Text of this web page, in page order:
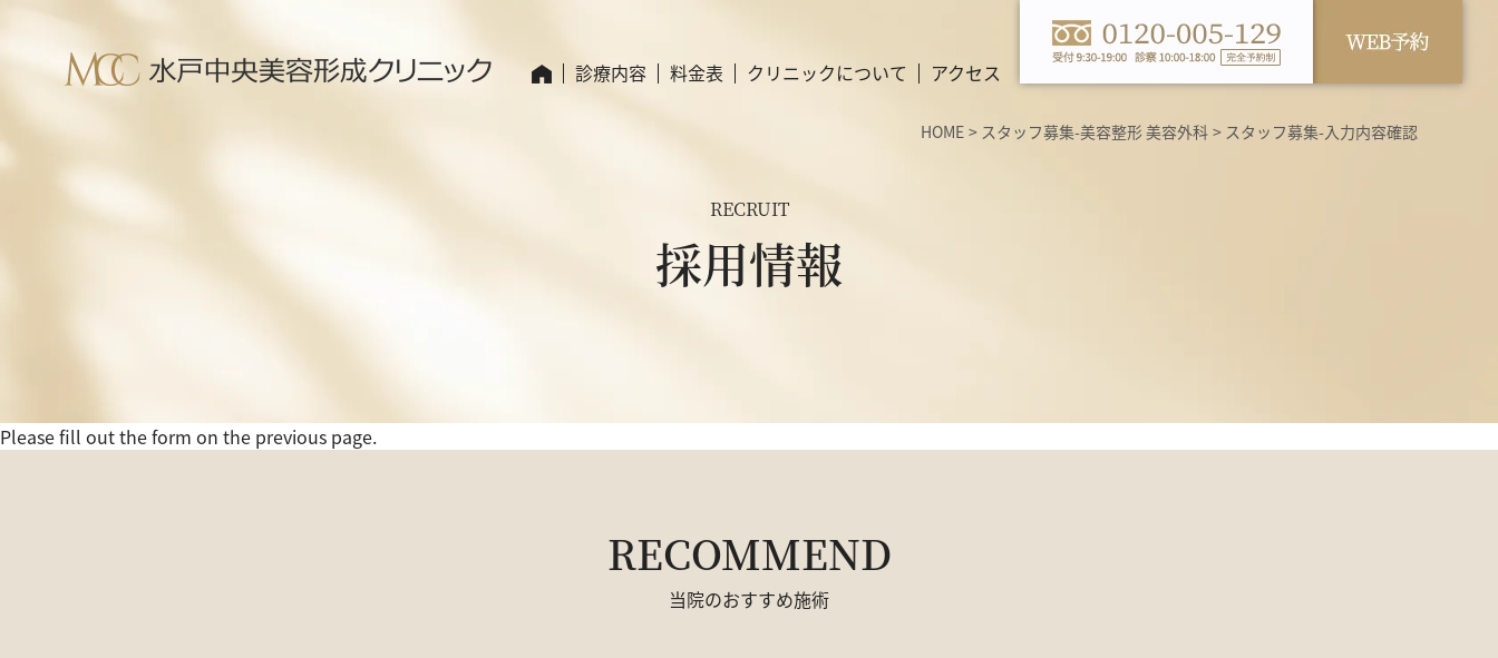
診療内容 料金表 クリニックについて アクセス
HOME スタッフ募集-美容整形 美容外科 スタッフ募集-入力内容確認
RECRUIT
採用情報
Please fill out the form on the previous page.
RECOMMEND
当院のおすすめ施術